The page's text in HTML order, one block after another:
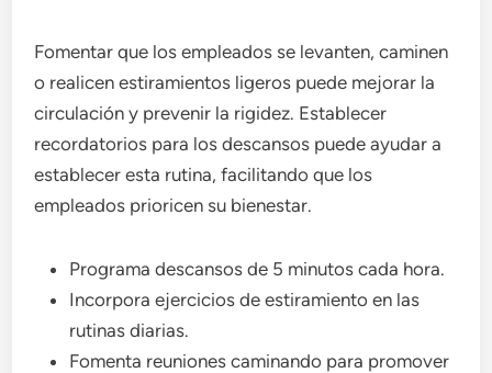
Fomentar que los empleados se levanten, caminen
o realicen estiramientos ligeros puede mejorar la
circulación y prevenir la rigidez. Establecer
recordatorios para los descansos puede ayudar a
establecer esta rutina, facilitando que los
empleados prioricen su bienestar.
Programa descansos de 5 minutos cada hora.
Incorpora ejercicios de estiramiento en las
rutinas diarias.
Fomenta reuniones caminando para promover